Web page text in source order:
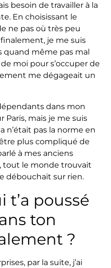
besoin de travailler à la
En choisissant le
ne pas où très peu
je me suis
quand même pas mal
moi pour s’occuper de
me dégageait un
dans mon
Paris, mais je me suis
n’était pas la norme en
plus compliqué de
à mes anciens
tout le monde trouvait
débouchait sur rien.
t’a poussé
ton
?
par la suite, j’ai